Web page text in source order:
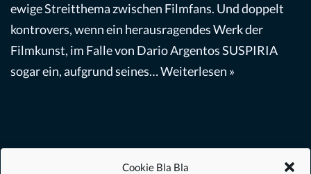
Cookie Bla Bla
ewige Streitthema zwischen Filmfans. Und doppelt
kontrovers, wenn ein herausragendes Werk der
Filmkunst, im Falle von Dario Argentos SUSPIRIA
sogar ein, aufgrund seines…Weiterlesen »